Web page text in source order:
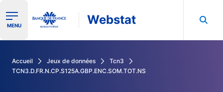
Ouvrir le menu de navigation
MENU Webstat
Accueil Jeux de données
Tcn3
TCN3.D.FR.N.CP.S125A.GBP.ENC.SOM.TOT.NS